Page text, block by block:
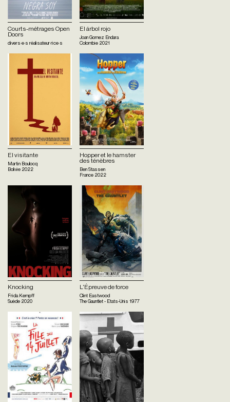
Courts-métrages Open
Doors
divers·e·s réalisateur·rice·s
El árbol rojo
Joan Gomez Endara
Colombie 2021
El visitante
Martin Boulocq
Bolivie 2022
Hopper et le hamster
des ténèbres
Ben Stassen
France 2022
Knocking
Frida Kempff
Suède 2020
L'Épreuve de force
Clint Eastwood
The Gauntlet - Etats-Unis 1977